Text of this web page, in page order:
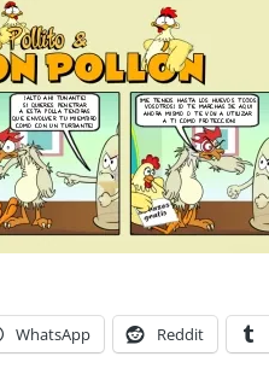
WhatsApp Reddit